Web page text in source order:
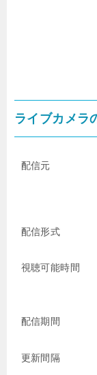
ライブカメラ
配信元
配信形式
視聴可能時間
配信期間
更新間隔